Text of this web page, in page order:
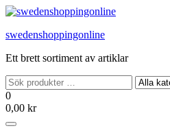
Hoppa
innehållet
swedenshoppingonline
Ett brett sortiment av artiklar
0
0,00 kr